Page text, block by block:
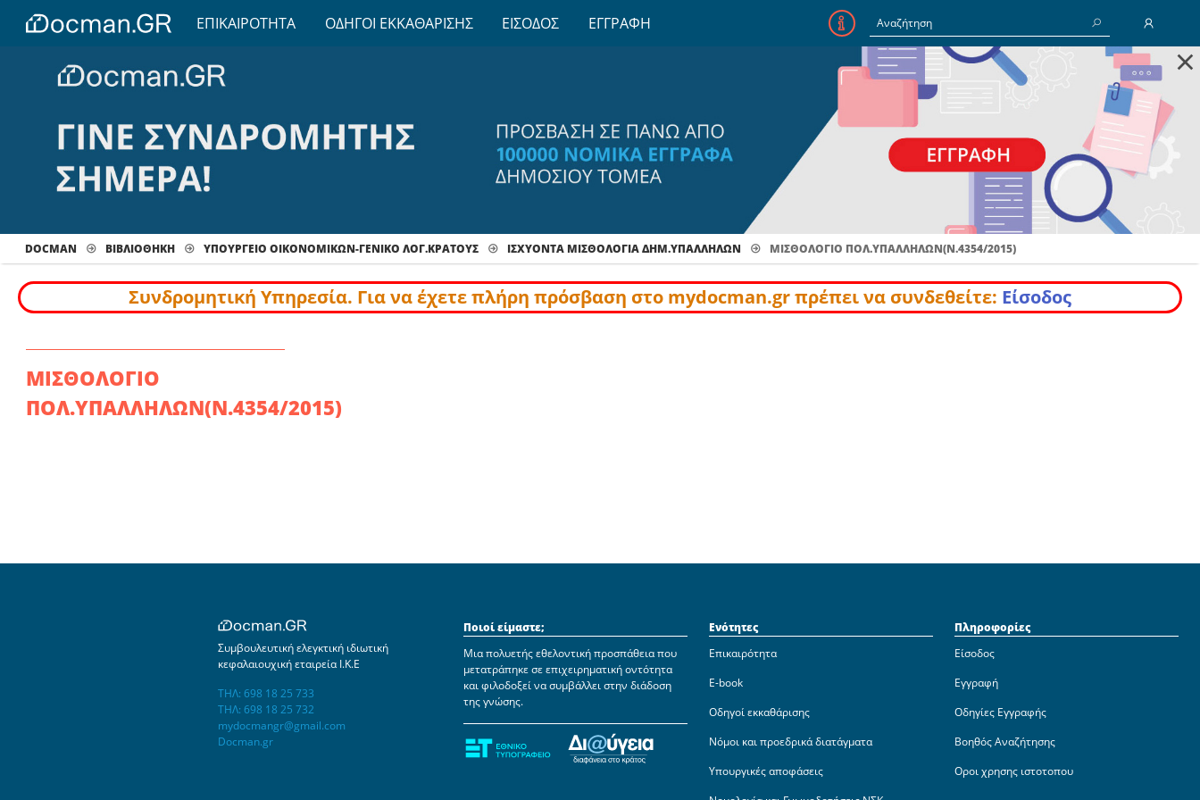
ΕΠΙΚΑΙΡΟΤΗΤΑ ΟΔΗΓΟΙ ΕΚΚΑΘΑΡΙΣΗΣ ΕΙΣΟΔΟΣ ΕΓΓΡΑΦΗ
E-Mail
Κωδικός
Να με θυμάσαι
×
DOCMAN ΒΙΒΛΙΟΘΗΚΗ ΥΠΟΥΡΓΕΙΟ ΟΙΚΟΝΟΜΙΚΩΝ-ΓΕΝΙΚΟ ΛΟΓ.ΚΡΑΤΟΥΣ ΙΣΧΥΟΝΤΑ ΜΙΣΘΟΛΟΓΙΑ ΔΗΜ.ΥΠΑΛΛΗΛΩΝ ΜΙΣΘΟΛΟΓΙΟ ΠΟΛ.ΥΠΑΛΛΗΛΩΝ(Ν.4354/2015)
Συνδρομητική Υπηρεσία. Για να έχετε πλήρη πρόσβαση στο mydocman.gr πρέπει να συνδεθείτε: Είσοδος
ΜΙΣΘΟΛΟΓΙΟ
ΠΟΛ.ΥΠΑΛΛΗΛΩΝ(Ν.4354/2015)
Συμβουλευτική ελεγκτική ιδιωτική
κεφαλαιουχική εταιρεία Ι.Κ.Ε
ΤΗΛ: 698 18 25 733
ΤΗΛ: 698 18 25 732
mydocmangr@gmail.com
Docman.gr
Ποιοί είμαστε;
Μια πολυετής εθελοντική προσπάθεια που
μετατράπηκε σε επιχειρηματική οντότητα
και φιλοδοξεί να συμβάλλει στην διάδοση
της γνώσης.
Ενότητες
Επικαιρότητα
E-book
Οδηγοί εκκαθάρισης
Νόμοι και προεδρικά διατάγματα
Υπουργικές αποφάσεις
Πληροφορίες
Είσοδος
Εγγραφή
Οδηγίες Εγγραφής
Βοηθός Αναζήτησης
Οροι χρησης ιστοτοπου